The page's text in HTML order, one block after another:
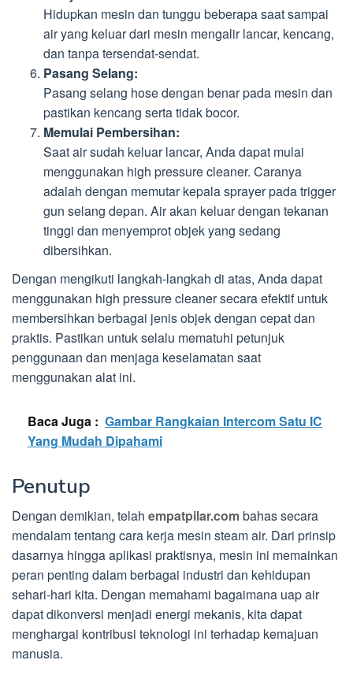
Hidupkan mesin dan tunggu beberapa saat sampai
air yang keluar dari mesin mengalir lancar, kencang,
dan tanpa tersendat-sendat.
Pasang Selang:
Pasang selang hose dengan benar pada mesin dan
pastikan kencang serta tidak bocor.
Memulai Pembersihan:
Saat air sudah keluar lancar, Anda dapat mulai
menggunakan high pressure cleaner. Caranya
adalah dengan memutar kepala sprayer pada trigger
gun selang depan. Air akan keluar dengan tekanan
tinggi dan menyemprot objek yang sedang
dibersihkan.
Dengan mengikuti langkah-langkah di atas, Anda dapat
menggunakan high pressure cleaner secara efektif untuk
membersihkan berbagai jenis objek dengan cepat dan
praktis. Pastikan untuk selalu mematuhi petunjuk
penggunaan dan menjaga keselamatan saat
menggunakan alat ini.
Baca Juga : Gambar Rangkaian Intercom Satu IC
Yang Mudah Dipahami
Penutup
Dengan demikian, telah empatpilar.combahas secara
mendalam tentang cara kerja mesin steam air. Dari prinsip
dasarnya hingga aplikasi praktisnya, mesin ini memainkan
peran penting dalam berbagai industri dan kehidupan
sehari-hari kita. Dengan memahami bagaimana uap air
dapat dikonversi menjadi energi mekanis, kita dapat
menghargai kontribusi teknologi ini terhadap kemajuan
manusia.